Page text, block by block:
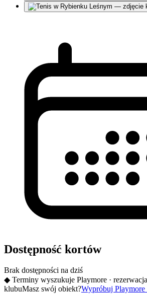
Dostępność kortów
Brak dostępności na dziś
◆ Terminy wyszukuje Playmore ·
klubuMasz swój obiekt?Wypróbuj Playmore